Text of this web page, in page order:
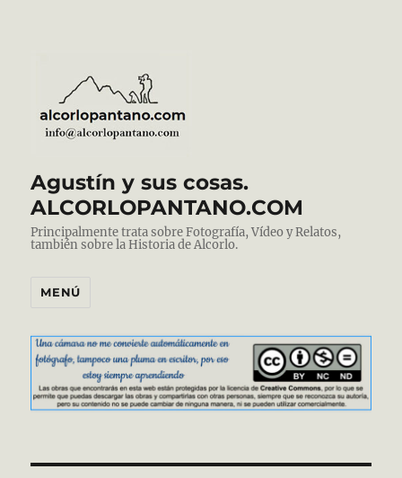
Agustín y sus cosas.
ALCORLOPANTANO.COM
Principalmente trata sobre Fotografía, Vídeo y Relatos,
también sobre la Historia de Alcorlo.
MENÚ